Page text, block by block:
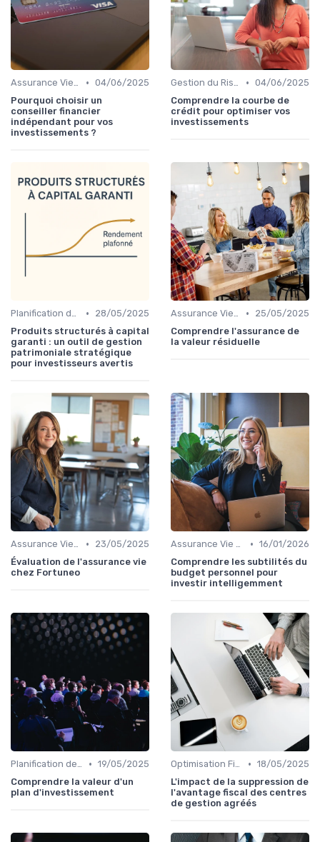
Assurance Vie et Épargne • 04/06/2025
Pourquoi choisir un
conseiller financier
indépendant pour vos
investissements ?
Gestion du Risque Financier • 04/06/2025
Comprendre la courbe de
crédit pour optimiser vos
investissements
Planification de la Retraite •
28/05/2025
Produits structurés à capital
garanti : un outil de gestion
patrimoniale stratégique
pour investisseurs avertis
Assurance Vie et Épargne •
25/05/2025
Comprendre l'assurance de
la valeur résiduelle
Assurance Vie et Épargne •
23/05/2025
Évaluation de l'assurance vie
chez Fortuneo
Assurance Vie et Épargne • 16/01/2026
Comprendre les subtilités du
budget personnel pour
investir intelligemment
Planification de la Retraite • 19/05/2025
Comprendre la valeur d'un
plan d'investissement
Optimisation Fiscale • 18/05/2025
L'impact de la suppression de
l'avantage fiscal des centres
de gestion agréés